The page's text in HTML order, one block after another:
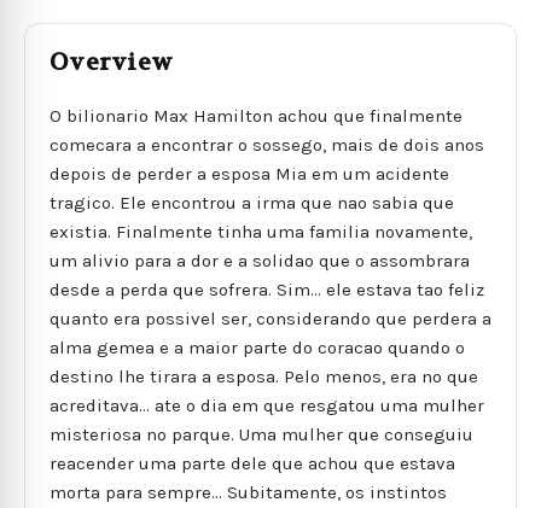
Overview
O bilionario Max Hamilton achou que finalmente
comecara a encontrar o sossego, mais de dois anos
depois de perder a esposa Mia em um acidente
tragico. Ele encontrou a irma que nao sabia que
existia. Finalmente tinha uma familia novamente,
um alivio para a dor e a solidao que o assombrara
desde a perda que sofrera. Sim... ele estava tao feliz
quanto era possivel ser, considerando que perdera a
alma gemea e a maior parte do coracao quando o
destino lhe tirara a esposa. Pelo menos, era no que
acreditava... ate o dia em que resgatou uma mulher
misteriosa no parque. Uma mulher que conseguiu
reacender uma parte dele que achou que estava
morta para sempre... Subitamente, os instintos